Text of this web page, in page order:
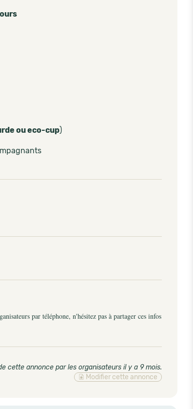
ou eco-cup)
par téléphone, n'hésitez pas à partager ces infos
cette annonce par les organisateurs il y a 9 mois.
Modifier cette annonce